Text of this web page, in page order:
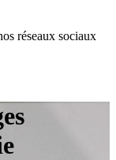
réseaux sociaux